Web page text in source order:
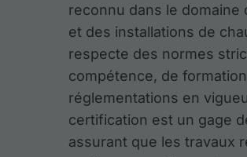
reconnu dans le
et des installations de
respecte des normes
compétence, de
réglementations en
certification est un gage
assurant que les travaux